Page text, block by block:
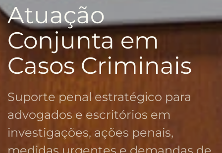
Atuação
Conjunta em
Casos Criminais
Suporte penal estratégico para
advogados e escritórios em
investigações, ações penais,
medidas urgentes e demandas de